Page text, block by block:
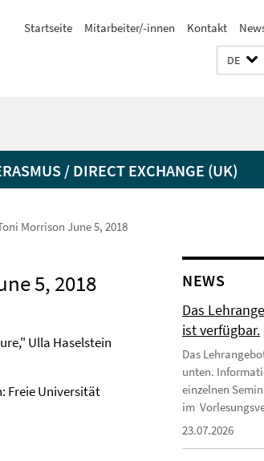
Startseite Mitarbeiter/-innen Kontakt
DE
/ DIRECT EXCHANGE (UK)
Morrison June 5, 2018
5, 2018
Ulla Haselstein
Freie Universität
NEWS
Das
ist verfügbar.
Das
unten.
einzelnen
im
23.07.2026